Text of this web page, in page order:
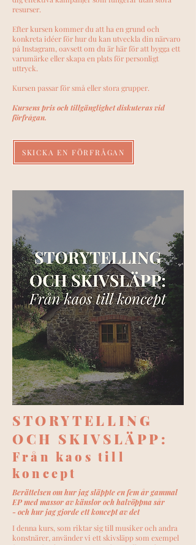
resurser.
Efter kursen kommer du att ha en grund och
konkreta idéer för hur du kan utveckla din närvaro
på Instagram, oavsett om du är här för att bygga ett
varumärke eller skapa en plats för personligt
uttryck.
Kursen passar för små eller stora grupper.
Kursens pris och tillgänglighet diskuteras vid
förfrågan.
SKICKA EN FÖRFRÅGAN
STORYTELLING
OCH SKIVSLÄPP:
Från kaos till
koncept
Berättelsen om hur jag släppte en fem år gammal
EP med massor av känslor och halvöppna sår
- och hur jag gjorde ett koncept av det
I denna kurs, som riktar sig till musiker och andra
konstnärer, använder vi ett skivsläpp som exempel